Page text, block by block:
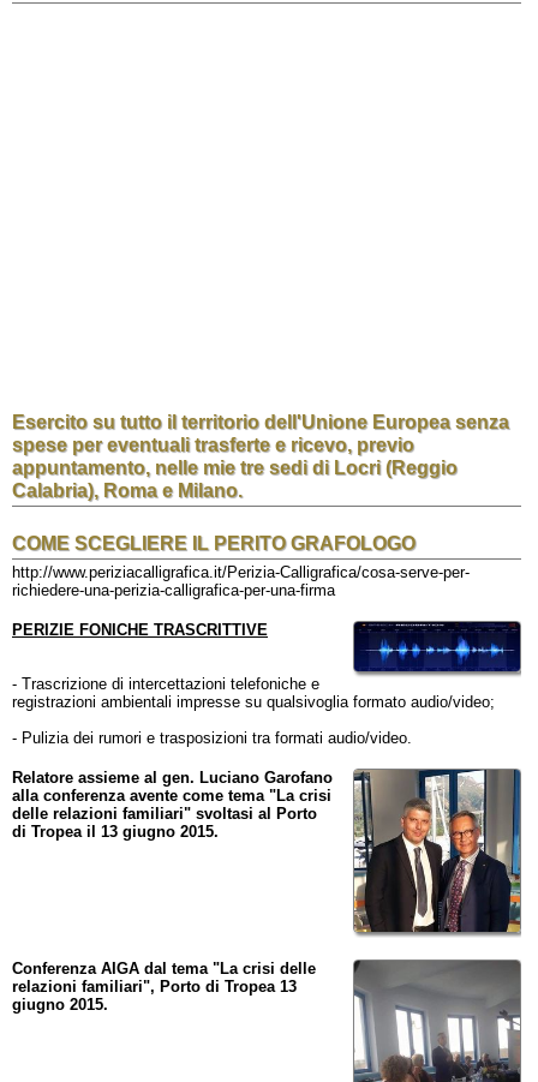
Esercito su tutto il territorio dell'Unione Europea senza
spese per eventuali trasferte e ricevo, previo
appuntamento, nelle mie tre sedi di Locri (Reggio
Calabria), Roma e Milano.
COME SCEGLIERE IL PERITO GRAFOLOGO
http://www.periziacalligrafica.it/Perizia-Calligrafica/cosa-serve-per-
richiedere-una-perizia-calligrafica-per-una-firma
PERIZIE FONICHE TRASCRITTIVE
- Trascrizione di intercettazioni telefoniche e
registrazioni ambientali impresse su qualsivoglia formato audio/video;
- Pulizia dei rumori e trasposizioni tra formati audio/video.
Relatore assieme al gen. Luciano Garofano
alla conferenza avente come tema "La crisi
delle relazioni familiari" svoltasi al Porto
di Tropea il 13 giugno 2015.
Conferenza AIGA dal tema "La crisi delle
relazioni familiari", Porto di Tropea 13
giugno 2015.